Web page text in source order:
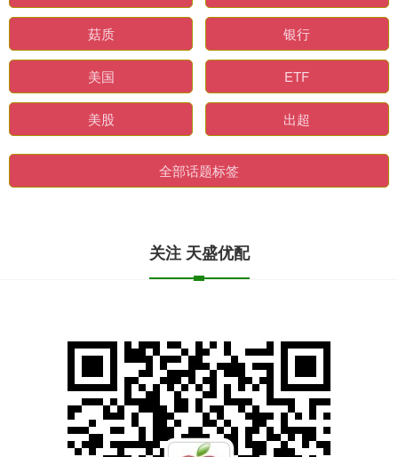
菇质 银行
美国 ETF
美股 出超
全部话题标签
关注 天盛优配